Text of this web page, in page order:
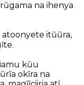
na ihenya
atoonyete itũũra,
kũu
okĩra na